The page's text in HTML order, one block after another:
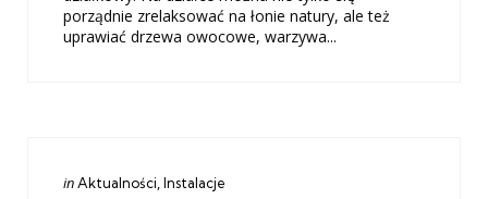
porządnie zrelaksować na łonie natury, ale też
uprawiać drzewa owocowe, warzywa...
Categories
Posted
inAktualności Instalacje